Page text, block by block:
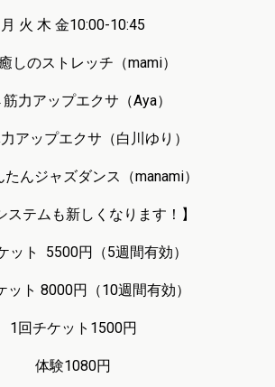
月 火 木 金10:00-10:45
しのストレッチ（mami）
力アップエクサ（Aya）
アップエクサ（白川ゆり）
んジャズダンス（manami）
ステムも新しくなります！】
ット 5500円（5週間有効）
ット 8000円（10週間有効）
1回チケット1500円
体験1080円